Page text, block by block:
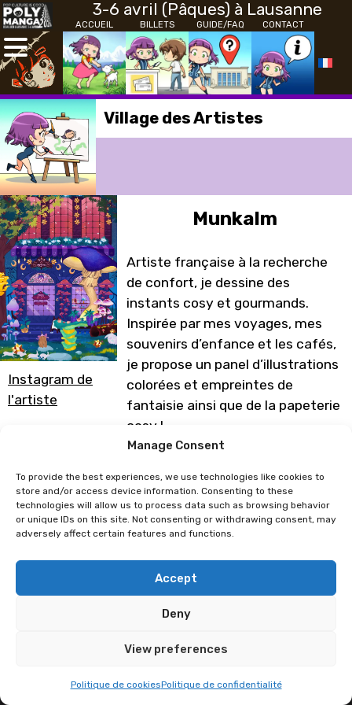
Manage Consent
To provide the best experiences, we use technologies like cookies to
store and/or access device information. Consenting to these
technologies will allow us to process data such as browsing behavior
or unique IDs on this site. Not consenting or withdrawing consent, may
adversely affect certain features and functions.
Accept
Deny
View preferences
Politique de cookiesPolitique de confidentialité
3-6 avril (Pâques) à Lausanne
ACCUEIL BILLETS GUIDE/FAQ CONTACT
Village des Artistes
Instagram de
l'artiste
Munkalm
Artiste française à la recherche
de confort, je dessine des
instants cosy et gourmands.
Inspirée par mes voyages, mes
souvenirs d’enfance et les cafés,
je propose un panel d’illustrations
colorées et empreintes de
fantaisie ainsi que de la papeterie
cosy !
modification
Raidesart